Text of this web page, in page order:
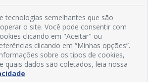
tecnologias semelhantes que são
o site. Você pode consentir com
clicando em "Aceitar" ou
clicando em “Minhas opções”.
sobre os tipos de cookies,
quais dados são coletados, leia nossa
.